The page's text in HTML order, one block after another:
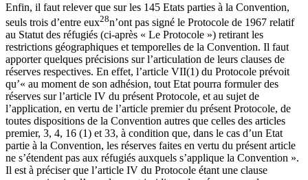
Enfin, il faut relever que sur les 145 Etats parties à la Convention,
seuls trois d’entre eux28n’ont pas signé le Protocole de 1967 relatif
au Statut des réfugiés (ci-après « Le Protocole ») retirant les
restrictions géographiques et temporelles de la Convention. Il faut
apporter quelques précisions sur l’articulation de leurs clauses de
réserves respectives. En effet, l’article VII(1) du Protocole prévoit
qu’« au moment de son adhésion, tout Etat pourra formuler des
réserves sur l’article IV du présent Protocole, et au sujet de
l’application, en vertu de l’article premier du présent Protocole, de
toutes dispositions de la Convention autres que celles des articles
premier, 3, 4, 16 (1) et 33, à condition que, dans le cas d’un Etat
partie à la Convention, les réserves faites en vertu du présent article
ne s’étendent pas aux réfugiés auxquels s’applique la Convention ».
Il est à préciser que l’article IV du Protocole étant une clause